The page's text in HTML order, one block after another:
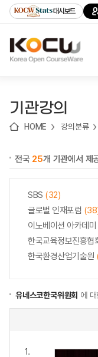
기
기
기
content)
가
대시보드
기관강의
HOME 강의분류
전국 25개 기관에서 제
SBS (32)
글로벌 인재포럼
이노베이션 아카데미
한국교육정보진흥협
한국환경산업기술원
유네스코한국위원회 에 대
1.